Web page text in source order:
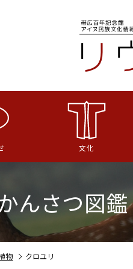
文化
んさつ図鑑
物 クロユリ